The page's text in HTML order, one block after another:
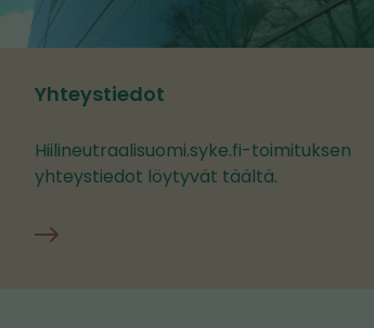
Yhteystiedot
Hiilineutraalisuomi.syke.fi-toimituksen
yhteystiedot löytyvät täältä.
Yhteystiedot